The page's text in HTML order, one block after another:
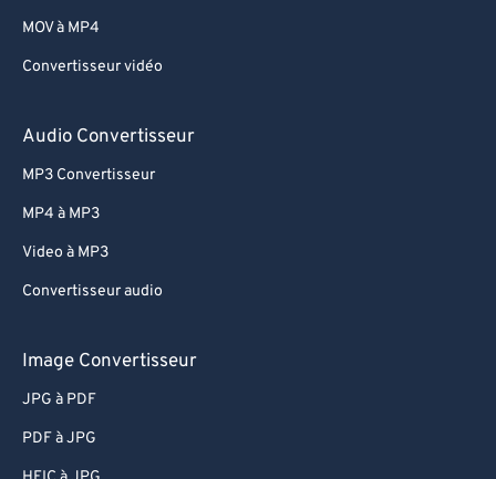
MOV à MP4
Convertisseur vidéo
Audio Convertisseur
MP3 Convertisseur
MP4 à MP3
Video à MP3
Convertisseur audio
Image Convertisseur
JPG à PDF
PDF à JPG